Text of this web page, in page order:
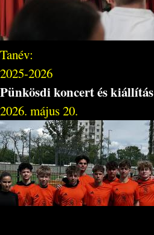
Tanév:
2025-2026
Pünkösdi koncert és kiállítás
2026. május 20.